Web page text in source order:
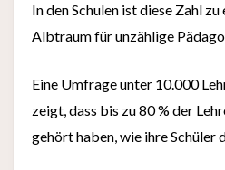
In den Schulen ist diese Zahl
Albtraum für unzählige
Eine Umfrage unter 10.000
zeigt, dass bis zu 80 % der
gehört haben, wie ihre Schüler